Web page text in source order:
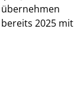
2025 mit